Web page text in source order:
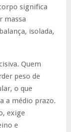
significa
massa
isolada,
Quem
peso de
o que
a médio prazo.
exige
e